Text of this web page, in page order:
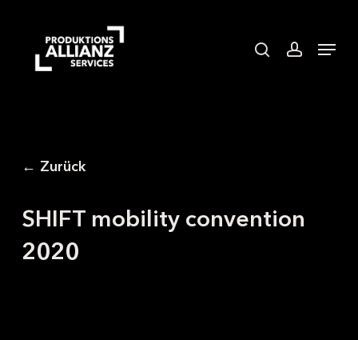
content
Menu
← Zurück
SHIFT mobility convention
2020